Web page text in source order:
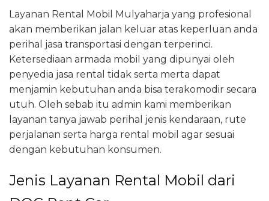
Layanan Rental Mobil Mulyaharja yang profesional
akan memberikan jalan keluar atas keperluan anda
perihal jasa transportasi dengan terperinci.
Ketersediaan armada mobil yang dipunyai oleh
penyedia jasa rental tidak serta merta dapat
menjamin kebutuhan anda bisa terakomodir secara
utuh. Oleh sebab itu admin kami memberikan
layanan tanya jawab perihal jenis kendaraan, rute
perjalanan serta harga rental mobil agar sesuai
dengan kebutuhan konsumen.
Jenis Layanan Rental Mobil dari